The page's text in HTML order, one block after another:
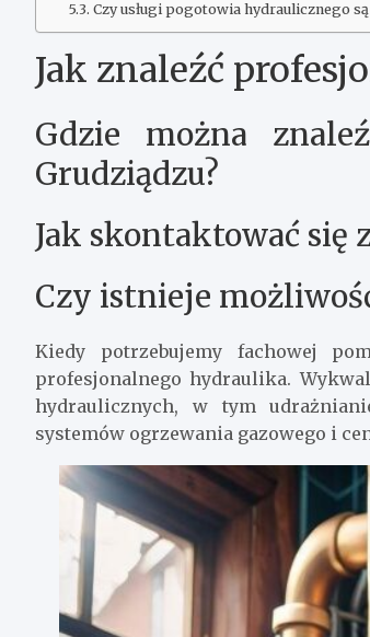
Czy usługi pogotowia hydraulicznego
Jak znaleźć
Gdzie można
Grudziądzu?
Jak skontaktować
Czy istnieje
Kiedy potrzebujemy fachowej
profesjonalnego hydraulika.
hydraulicznych, w tym
systemów ogrzewania gazowego i